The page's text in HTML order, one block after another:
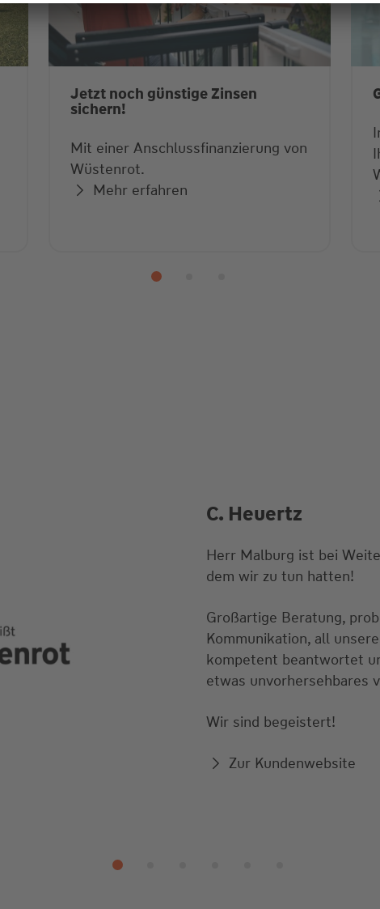
Jetzt noch günstige Zinsen
sichern!
Mit einer Anschlussfinanzierung von
Wüstenrot.
Mehr erfahren
C. Heuertz
Herr Malburg ist bei
dem wir zu tun hatten!
Großartige Beratung,
Kommunikation, all
kompetent beantwortet
etwas unvorhersehbares
Wir sind begeistert!
Zur Kundenwebsite